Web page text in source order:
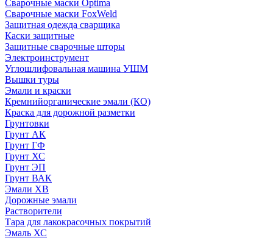
Сварочные маски Optima
Сварочные маски FoxWeld
Защитная одежда сварщика
Каски защитные
Защитные сварочные шторы
Электроинструмент
Углошлифовальная машина УШМ
Вышки туры
Эмали и краски
Кремнийорганические эмали (КО)
Краска для дорожной разметки
Грунтовки
Грунт АК
Грунт ГФ
Грунт ХС
Грунт ЭП
Грунт ВАК
Эмали ХВ
Дорожные эмали
Растворители
Тара для лакокрасочных покрытий
Эмаль ХС